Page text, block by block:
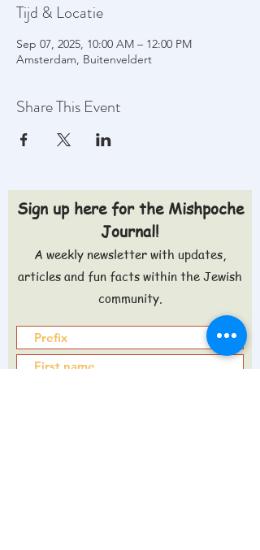
Tijd & Locatie
Sep 07, 2025, 10:00 AM – 12:00 PM
Amsterdam, Buitenveldert
Share This Event
Sign up here for the Mishpoche
Journal!
A weekly newsletter with updates,
articles and fun facts within the Jewish
community.